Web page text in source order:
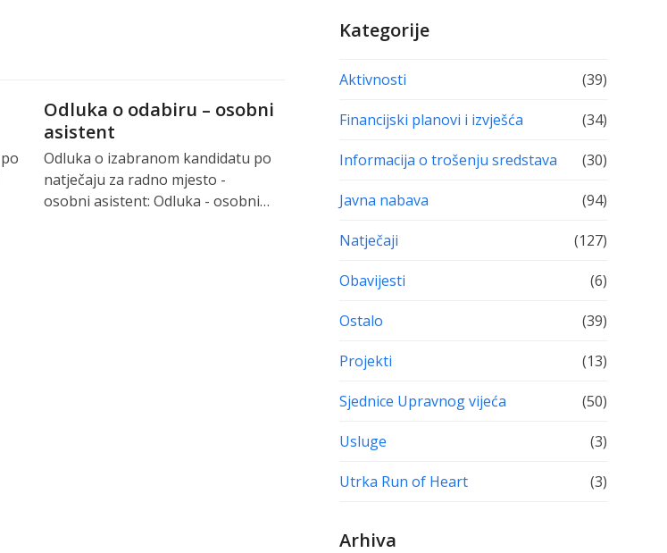
Odluka o odabiru – osobni
asistent
Odluka o izabranom kandidatu po
natječaju za radno mjesto -
osobni asistent: Odluka - osobni…
Kategorije
Aktivnosti (39)
Financijski planovi i izvješća (34)
Informacija o trošenju sredstava (30)
Javna nabava (94)
Natječaji (127)
Obavijesti (6)
Ostalo (39)
Projekti (13)
Sjednice Upravnog vijeća (50)
Usluge (3)
Utrka Run of Heart (3)
Arhiva